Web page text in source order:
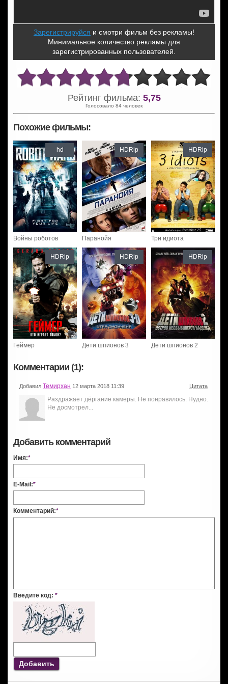
Зарегистрируйся и смотри фильм без рекламы!
Минимальное количество рекламы для
зарегистрированных пользователей.
Рейтинг фильма: 5,75
Голосовало 84 человек
Похожие фильмы:
Войны роботов
hd
Паранойя
HDRip
Три идиота
HDRip
Геймер
HDRip
Дети шпионов 3
HDRip
Дети шпионов 2
HDRip
Комментарии (1):
Добавил Темирхан 12 марта 2018 11:39 Цитата
Раздражает дёргание камеры. Не понравилось. Нудно.
Не досмотрел...
Добавить комментарий
Имя:*
E-Mail:*
Комментарий:*
Введите код: *
Добавить